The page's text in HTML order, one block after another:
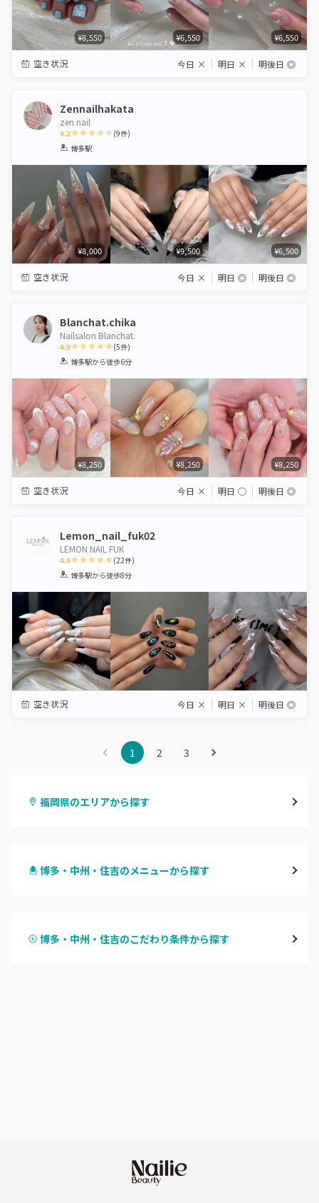
¥8,550 ¥6,550 ¥6,550
空き状況 今日 × 明日 × 明後日 ◎
Zennailhakata
zen nail
4.2
1 2 3
(9件)
博多駅
¥8,000 ¥9,500 ¥6,500
空き状況 今日 × 明日 ◎ 明後日 ◎
Blanchat.chika
Nailsalon Blanchat.
4.9
1 2 3 4 5
(5件)
博多駅から徒歩6分
¥8,250 ¥8,250 ¥8,250
空き状況 今日 × 明日 ◯ 明後日 ◎
Lemon_nail_fuk02
LEMON NAIL FUK
4.9
1 2 3 4 5
(22件)
博多駅から徒歩8分
空き状況 今日 × 明日 × 明後日 ◎
1 2 3
福岡県のエリアから探す
博多・中州・住吉のメニューから探す
博多・中州・住吉のこだわり条件から探す